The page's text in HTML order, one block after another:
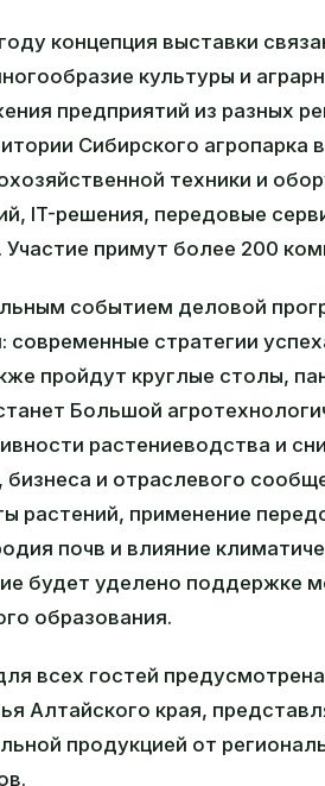
концепция выставки
культуры и
предприятий из разных
Сибирского
техники и
IT-решения, передовые
Участие примут более 200
событием деловой
современные стратегии
пройдут круглые столы,
Большой
растениеводства и
бизнеса и отраслевого
растений, применение
почв и влияние
будет уделено поддержке
образования.
всех гостей
Алтайского края,
продукцией от